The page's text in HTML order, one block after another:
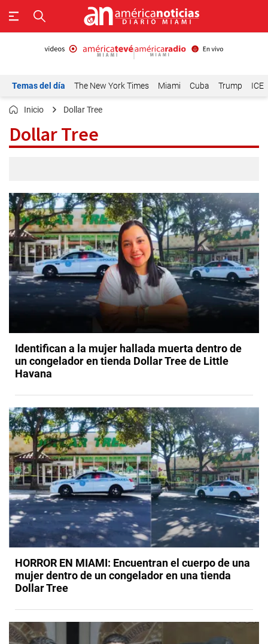
Temas del día The New York Times Miami Cuba Trump ICE
Inicio Dollar Tree
Dollar Tree
Identifican a la mujer hallada muerta dentro de
un congelador en tienda Dollar Tree de Little
Havana
HORROR EN MIAMI: Encuentran el cuerpo de una
mujer dentro de un congelador en una tienda
Dollar Tree